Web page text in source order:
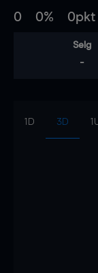
0 0% 0pkt
Selg
-
1D 3D